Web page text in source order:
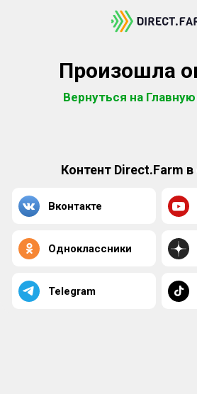
Произошла
Вернуться на
Контент Direct.Farm в
Вконтакте
Одноклассники
Telegram